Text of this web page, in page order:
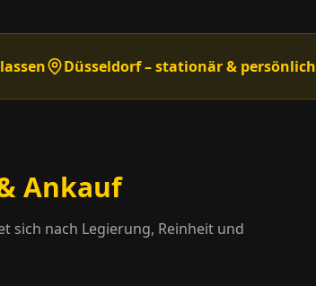
Düsseldorf – stationär & persönlich
Ankauf
sich nach Legierung, Reinheit und